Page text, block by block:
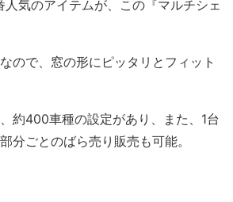
人気のアイテムが、この『マルチシェ
ので、窓の形にピッタリとフィット
約400車種の設定があり、また、1台
分ごとのばら売り販売も可能。